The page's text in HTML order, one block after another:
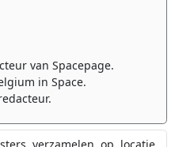
van Spacepage.
in Space.